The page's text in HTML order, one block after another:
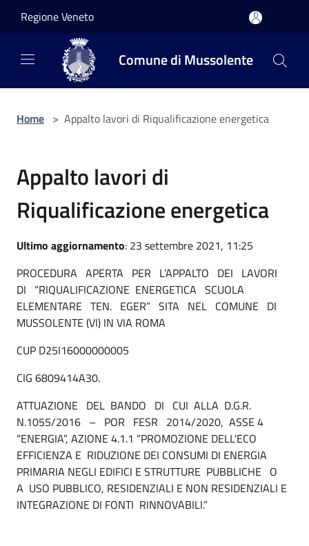
Regione Veneto
Comune di Mussolente
Home > Appalto lavori di Riqualificazione energetica
Appalto lavori di
Riqualificazione energetica
Ultimo aggiornamento: 23 settembre 2021, 11:25
PROCEDURA APERTA PER L’APPALTO DEI LAVORI
DI “RIQUALIFICAZIONE ENERGETICA SCUOLA
ELEMENTARE TEN. EGER” SITA NEL COMUNE DI
MUSSOLENTE (VI) IN VIA ROMA
CUP D25I16000000005
CIG 6809414A30.
ATTUAZIONE DEL BANDO DI CUI ALLA D.G.R.
N.1055/2016 – POR FESR 2014/2020, ASSE 4
“ENERGIA”, AZIONE 4.1.1 “PROMOZIONE DELL'ECO
EFFICIENZA E RIDUZIONE DEI CONSUMI DI ENERGIA
PRIMARIA NEGLI EDIFICI E STRUTTURE PUBBLICHE O
A USO PUBBLICO, RESIDENZIALI E NON RESIDENZIALI E
INTEGRAZIONE DI FONTI RINNOVABILI.”